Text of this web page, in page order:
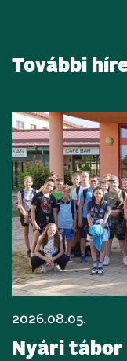
További
2026.08.05.
Nyári